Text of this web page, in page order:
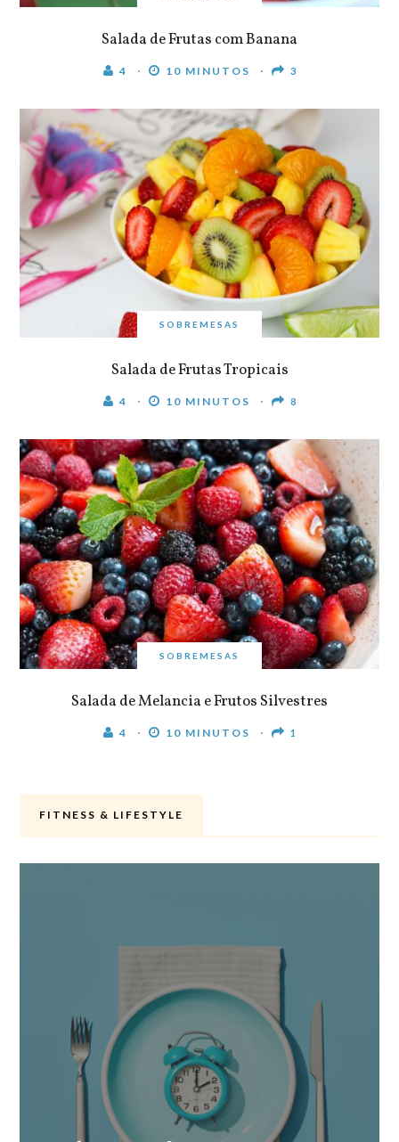
Salada de Frutas com Banana
4 10 MINUTOS 3
SOBREMESAS
Salada de Frutas Tropicais
4 10 MINUTOS 8
SOBREMESAS
Salada de Melancia e Frutos Silvestres
4 10 MINUTOS 1
FITNESS & LIFESTYLE